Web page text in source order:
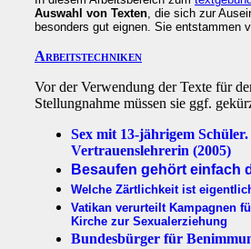
Auswahl von Texten, die sich zur
besonders gut eignen. Sie entstammen
Arbeitstechniken
Vor der Verwendung der Texte für
Stellungnahme müssen sie ggf.
Sex mit 13-jährigem
Vertrauenslehrerin (2005)
Besaufen gehört einfach
Welche Zärtlichkeit ist
Vatikan verurteilt Kampagnen
Kirche zur Sexualerziehung
Bundesbürger für